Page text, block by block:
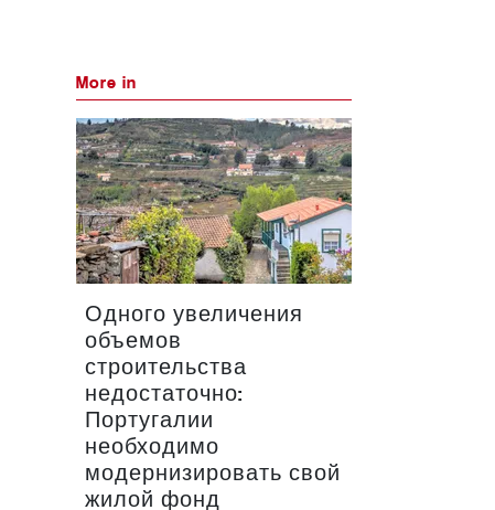
More in
Одного увеличения
объемов
строительства
недостаточно:
Португалии
необходимо
модернизировать свой
жилой фонд